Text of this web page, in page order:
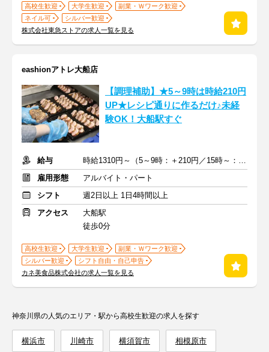
高校生歓迎 大学生歓迎
副業・Ｗワーク歓迎
ネイル可
シルバー歓迎
株式会社東急ストアの求人一覧を見る
eashionアトレ大船店
【調理補助】★5～9時は時給210円
UP★レシピ通りに作るだけ♪未経
験OK！大船駅すぐ
給与
時給1310円～（5～9時：＋210円／15時～：＋100円）+交通費支給
雇用形態
アルバイト・パート
シフト
週2日以上 1日4時間以上
アクセス
大船駅
徒歩0分
高校生歓迎 大学生歓迎
副業・Ｗワーク歓迎
シルバー歓迎
シフト自由・自己申告
カネ美食品株式会社の求人一覧を見る
神奈川県の人気のエリア・駅から高校生歓迎の求人を探す
横浜市 川崎市 横須賀市 相模原市